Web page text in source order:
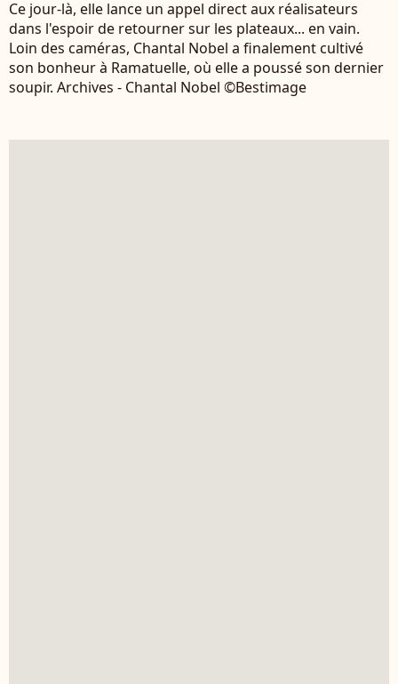
Ce jour-là, elle lance un appel direct aux réalisateurs
dans l'espoir de retourner sur les plateaux... en vain.
Loin des caméras, Chantal Nobel a finalement cultivé
son bonheur à Ramatuelle, où elle a poussé son dernier
soupir. Archives - Chantal Nobel ©Bestimage